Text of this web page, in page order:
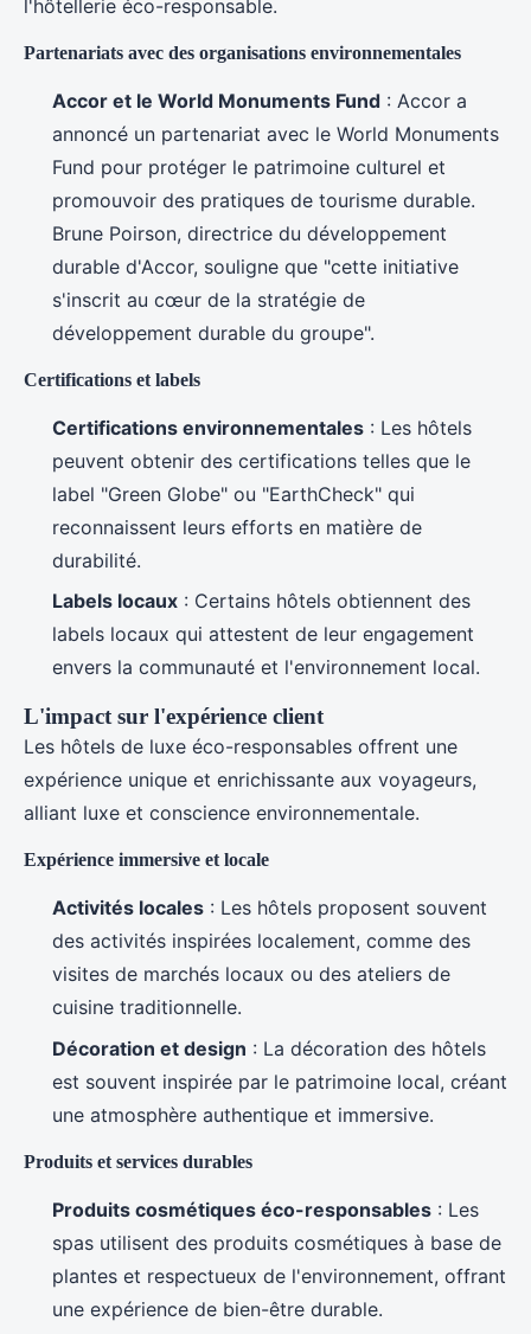
l'hôtellerie éco-responsable.
Partenariats avec des organisations environnementales
Accor et le World Monuments Fund : Accor a
annoncé un partenariat avec le World Monuments
Fund pour protéger le patrimoine culturel et
promouvoir des pratiques de tourisme durable.
Brune Poirson, directrice du développement
durable d'Accor, souligne que "cette initiative
s'inscrit au cœur de la stratégie de
développement durable du groupe".
Certifications et labels
Certifications environnementales : Les hôtels
peuvent obtenir des certifications telles que le
label "Green Globe" ou "EarthCheck" qui
reconnaissent leurs efforts en matière de
durabilité.
Labels locaux : Certains hôtels obtiennent des
labels locaux qui attestent de leur engagement
envers la communauté et l'environnement local.
L'impact sur l'expérience client
Les hôtels de luxe éco-responsables offrent une
expérience unique et enrichissante aux voyageurs,
alliant luxe et conscience environnementale.
Expérience immersive et locale
Activités locales : Les hôtels proposent souvent
des activités inspirées localement, comme des
visites de marchés locaux ou des ateliers de
cuisine traditionnelle.
Décoration et design : La décoration des hôtels
est souvent inspirée par le patrimoine local, créant
une atmosphère authentique et immersive.
Produits et services durables
Produits cosmétiques éco-responsables : Les
spas utilisent des produits cosmétiques à base de
plantes et respectueux de l'environnement, offrant
une expérience de bien-être durable.